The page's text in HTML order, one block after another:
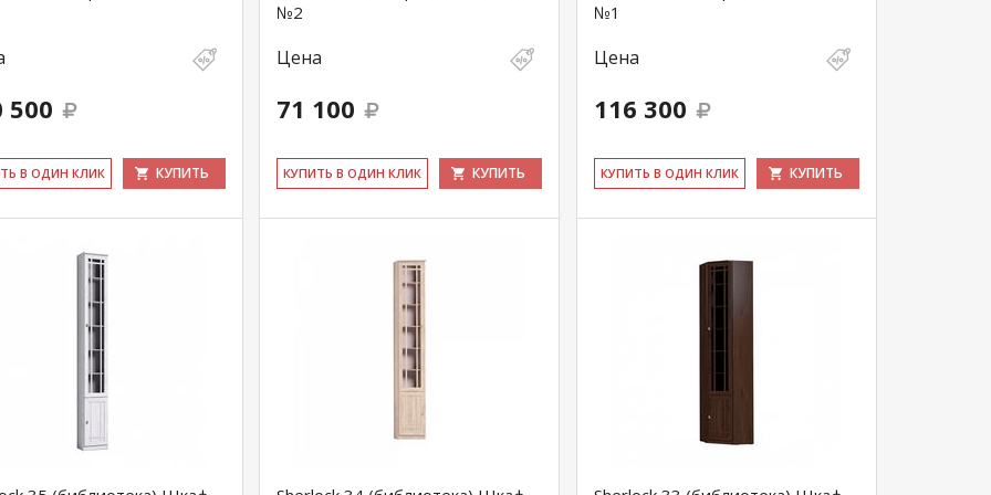
500
В ОДИН КЛИК КУПИТЬ
№2
Цена
71 100
КУ­ПИТЬ В ОДИН КЛИК КУПИТЬ
№1
Цена
116 300
КУ­ПИТЬ В ОДИН КЛИК КУПИТЬ